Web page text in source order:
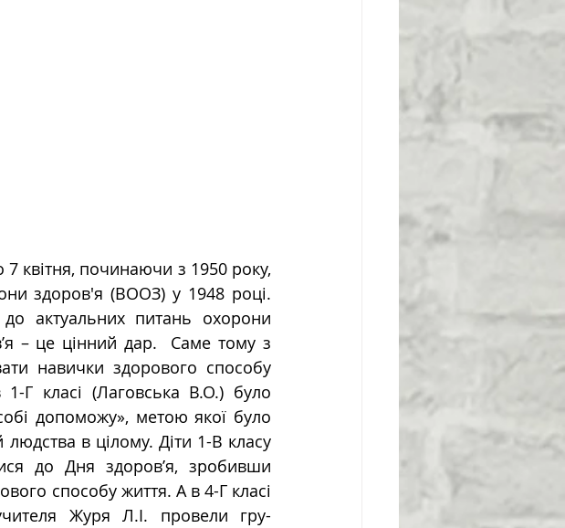
здоров'я (ВООЗ) у 1948 році.
актуальних питань охорони
– це цінний дар.  Саме тому з
навички здорового способу
Г класі (Лаговська В.О.) було
допоможу», метою якої було
в цілому. Діти 1-В класу
до Дня здоров’я, зробивши
способу життя. А в 4-Г класі
Журя Л.І. провели гру-